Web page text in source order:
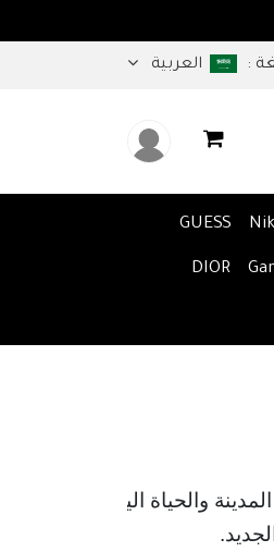
: العربية
GUESS
DIOR
والحياة اليومية